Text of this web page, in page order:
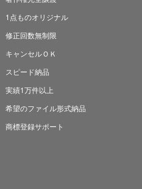
1点ものオリジナル
修正回数無制限
キャンセルＯＫ
スピード納品
実績1万件以上
希望のファイル形式納品
商標登録サポート